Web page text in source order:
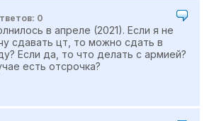
0
в апреле (2021). Если я не
сдавать цт, то можно сдать в
Если да, то что делать с армией?
есть отсрочка?